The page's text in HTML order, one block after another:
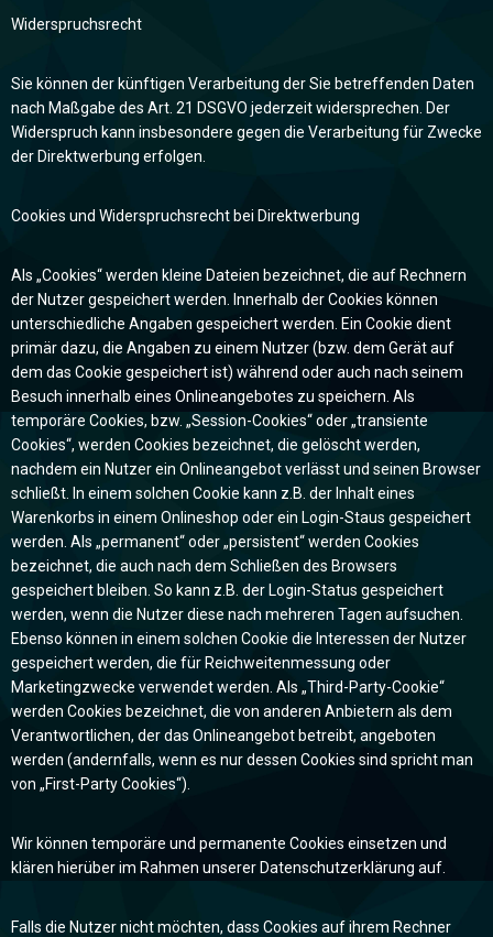
Widerspruchsrecht
Sie können der künftigen Verarbeitung der Sie betreffenden Daten
nach Maßgabe des Art. 21 DSGVO jederzeit widersprechen. Der
Widerspruch kann insbesondere gegen die Verarbeitung für Zwecke
der Direktwerbung erfolgen.
Cookies und Widerspruchsrecht bei Direktwerbung
Als „Cookies“ werden kleine Dateien bezeichnet, die auf Rechnern
der Nutzer gespeichert werden. Innerhalb der Cookies können
unterschiedliche Angaben gespeichert werden. Ein Cookie dient
primär dazu, die Angaben zu einem Nutzer (bzw. dem Gerät auf
dem das Cookie gespeichert ist) während oder auch nach seinem
Besuch innerhalb eines Onlineangebotes zu speichern. Als
temporäre Cookies, bzw. „Session-Cookies“ oder „transiente
Cookies“, werden Cookies bezeichnet, die gelöscht werden,
nachdem ein Nutzer ein Onlineangebot verlässt und seinen Browser
schließt. In einem solchen Cookie kann z.B. der Inhalt eines
Warenkorbs in einem Onlineshop oder ein Login-Staus gespeichert
werden. Als „permanent“ oder „persistent“ werden Cookies
bezeichnet, die auch nach dem Schließen des Browsers
gespeichert bleiben. So kann z.B. der Login-Status gespeichert
werden, wenn die Nutzer diese nach mehreren Tagen aufsuchen.
Ebenso können in einem solchen Cookie die Interessen der Nutzer
gespeichert werden, die für Reichweitenmessung oder
Marketingzwecke verwendet werden. Als „Third-Party-Cookie“
werden Cookies bezeichnet, die von anderen Anbietern als dem
Verantwortlichen, der das Onlineangebot betreibt, angeboten
werden (andernfalls, wenn es nur dessen Cookies sind spricht man
von „First-Party Cookies“).
Wir können temporäre und permanente Cookies einsetzen und
klären hierüber im Rahmen unserer Datenschutzerklärung auf.
Falls die Nutzer nicht möchten, dass Cookies auf ihrem Rechner